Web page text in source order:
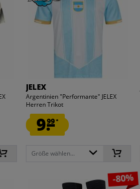
JELEX
Argentinien "Performante" JELEX
Herren Trikot
9.99*
Größe wählen...
-80%